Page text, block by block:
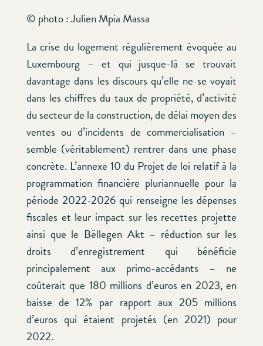
© photo : Julien Mpia Massa
La crise du logement régulièrement évoquée au
Luxembourg – et qui jusque-là se trouvait
davantage dans les discours qu’elle ne se voyait
dans les chiffres du taux de propriété, d’activité
du secteur de la construction, de délai moyen des
ventes ou d’incidents de commercialisation –
semble (véritablement) rentrer dans une phase
concrète. L’annexe 10 du Projet de loi relatif à la
programmation financière pluriannuelle pour la
période 2022-2026 qui renseigne les dépenses
fiscales et leur impact sur les recettes projette
ainsi que le Bëllegen Akt – réduction sur les
droits d’enregistrement qui bénéficie
principalement aux primo-accédants – ne
coûterait que 180 millions d’euros en 2023, en
baisse de 12% par rapport aux 205 millions
d’euros qui étaient projetés (en 2021) pour
2022.